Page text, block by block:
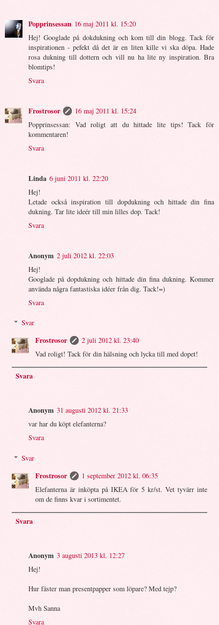
Popprinsessan 16 maj 2011 kl. 15:20
Hej! Googlade på dokdukning och kom till din blogg. Tack för
inspirationen - pefekt då det är en liten kille vi ska döpa. Hade
rosa dukning till dottern och vill nu ha lite ny inspiration. Bra
blomtips!
Svara
Frostrosor
16 maj 2011 kl. 15:24
Popprinsessan: Vad roligt att du hittade lite tips! Tack för
kommentaren!
Svara
Linda 6 juni 2011 kl. 22:20
Hej!
Letade också inspiration till dopdukning och hittade din fina
dukning. Tar lite ideér till min lilles dop. Tack!
Svara
Anonym 2 juli 2012 kl. 22:03
Hej!
Googlade på dopdukning och hittade din fina dukning. Kommer
använda några fantastiska idéer från dig. Tack!=)
Svara
Svar
Frostrosor
2 juli 2012 kl. 23:40
Vad roligt! Tack för din hälsning och lycka till med dopet!
Svara
Anonym 31 augusti 2012 kl. 21:33
var har du köpt elefanterna?
Svara
Svar
Frostrosor
1 september 2012 kl. 06:35
Elefanterna är inköpta på IKEA för 5 kr/st. Vet tyvärr inte
om de finns kvar i sortimentet.
Svara
Anonym 3 augusti 2013 kl. 12:27
Hej!
Hur fäster man presentpapper som löpare? Med tejp?
Mvh Sanna
Svara